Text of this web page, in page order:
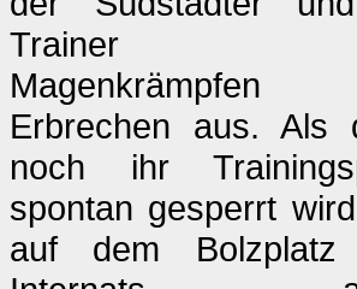
Trainer
Magenkrämpfen
Erbrechen aus. Als
noch ihr
spontan gesperrt
auf dem Bolzplatz